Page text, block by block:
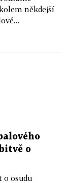
někdejší
o
o osudu